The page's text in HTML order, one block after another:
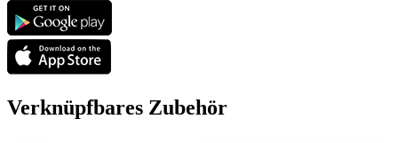
Verknüpfbares Zubehör